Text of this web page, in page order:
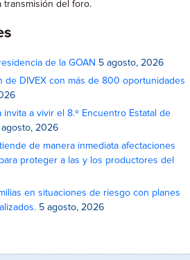
transmisión del foro.
de la GOAN 5 agosto, 2026
de DIVEX con más de 800 oportunidades
invita a vivir el 8.º Encuentro Estatal de
agosto, 2026
de manera inmediata afectaciones
proteger a las y los productores del
en situaciones de riesgo con planes
5 agosto, 2026